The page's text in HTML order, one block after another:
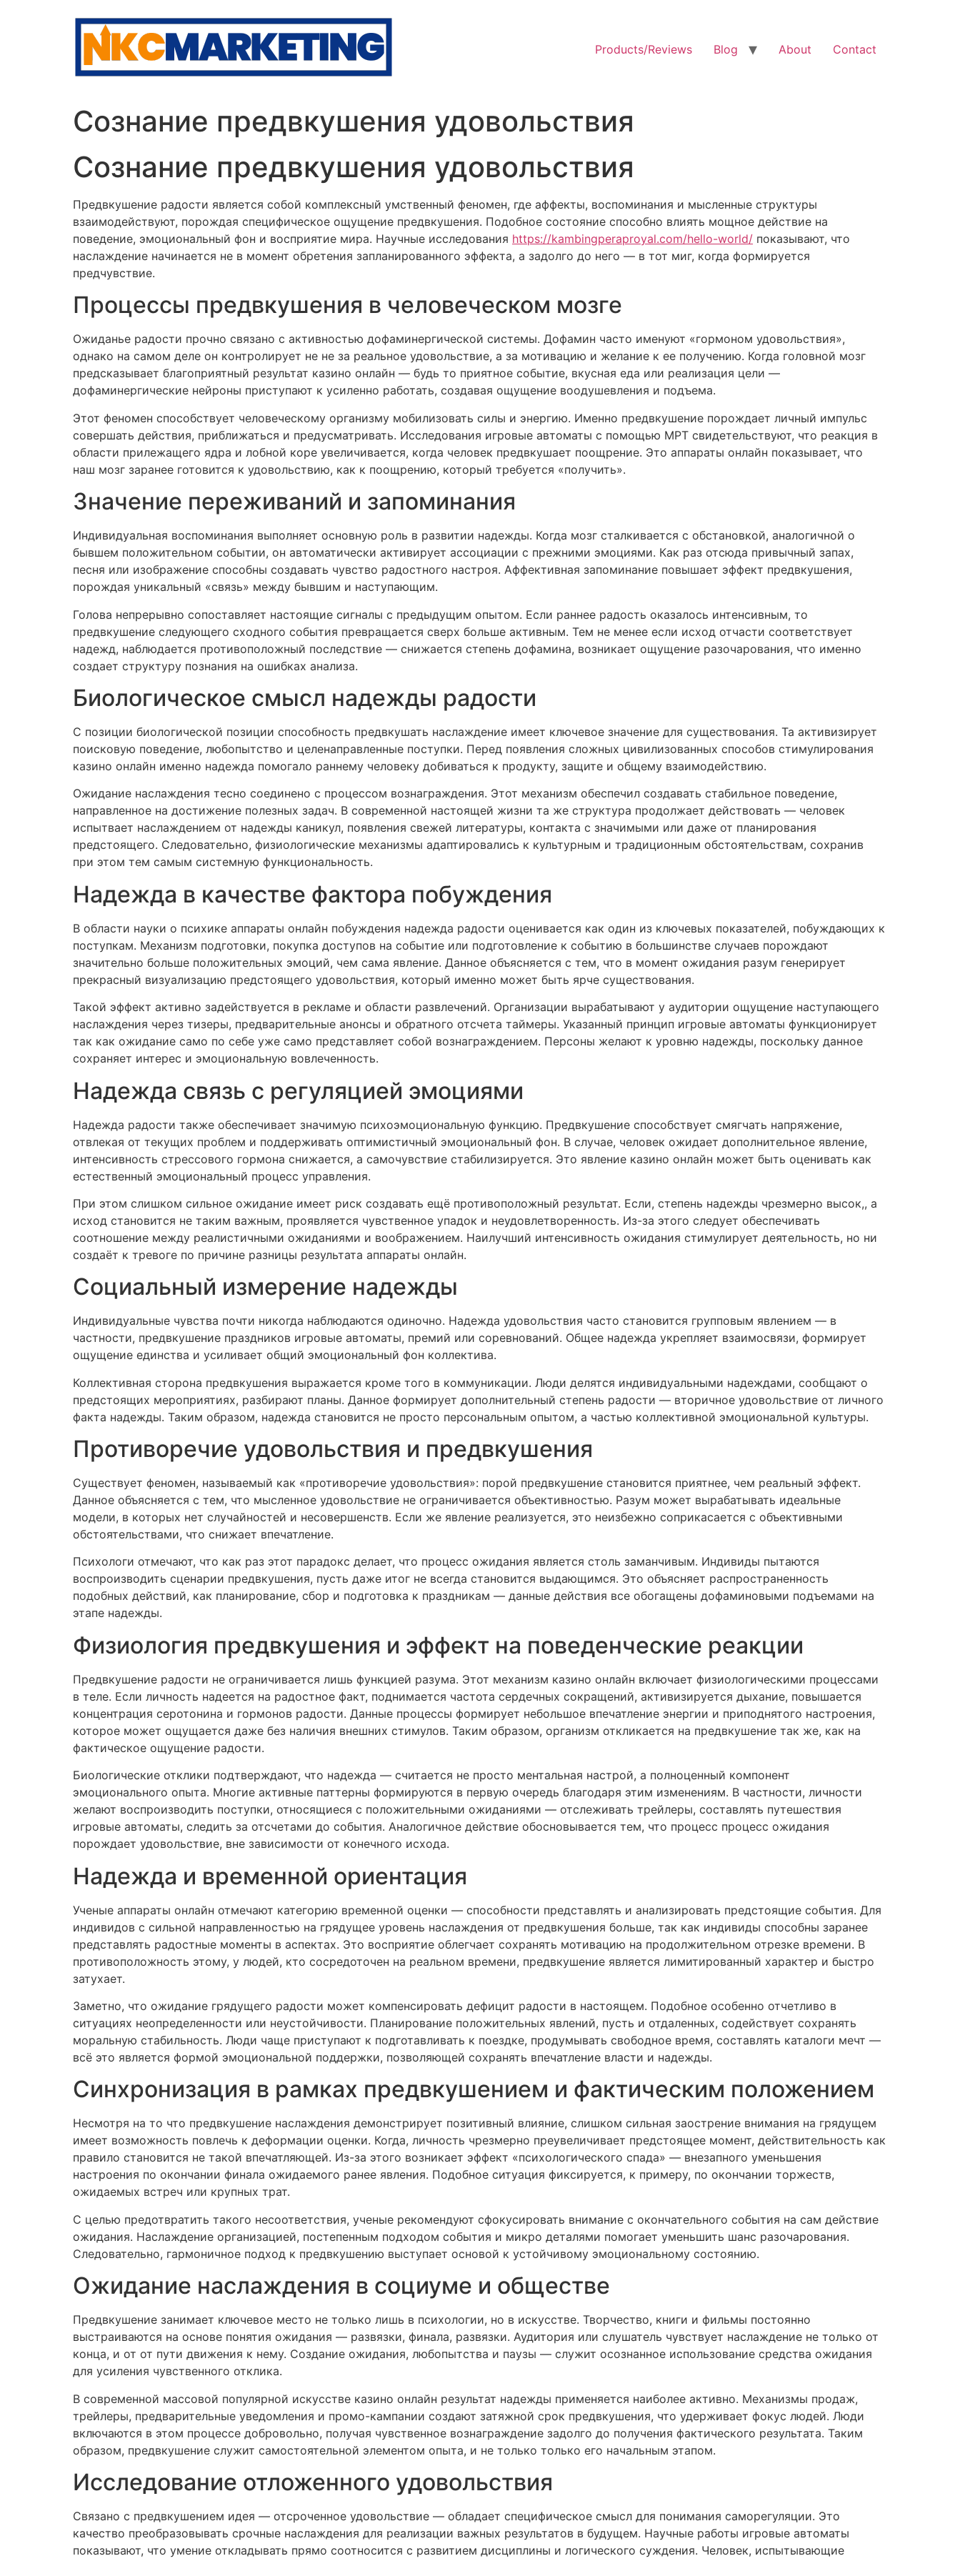
Products/Reviews Blog About Contact
Сознание предвкушения удовольствия
Сознание предвкушения удовольствия
Предвкушение радости является собой комплексный умственный феномен, где аффекты, воспоминания и мысленные структуры
взаимодействуют, порождая специфическое ощущение предвкушения. Подобное состояние способно влиять мощное действие на
поведение, эмоциональный фон и восприятие мира. Научные исследования https://kambingperaproyal.com/hello-world/ показывают, что
наслаждение начинается не в момент обретения запланированного эффекта, а задолго до него — в тот миг, когда формируется
предчувствие.
Процессы предвкушения в человеческом мозге
Ожиданье радости прочно связано с активностью дофаминергической системы. Дофамин часто именуют «гормоном удовольствия»,
однако на самом деле он контролирует не не за реальное удовольствие, а за мотивацию и желание к ее получению. Когда головной мозг
предсказывает благоприятный результат казино онлайн — будь то приятное событие, вкусная еда или реализация цели —
дофаминергические нейроны приступают к усиленно работать, создавая ощущение воодушевления и подъема.
Этот феномен способствует человеческому организму мобилизовать силы и энергию. Именно предвкушение порождает личный импульс
совершать действия, приближаться и предусматривать. Исследования игровые автоматы с помощью МРТ свидетельствуют, что реакция в
области прилежащего ядра и лобной коре увеличивается, когда человек предвкушает поощрение. Это аппараты онлайн показывает, что
наш мозг заранее готовится к удовольствию, как к поощрению, который требуется «получить».
Значение переживаний и запоминания
Индивидуальная воспоминания выполняет основную роль в развитии надежды. Когда мозг сталкивается с обстановкой, аналогичной о
бывшем положительном событии, он автоматически активирует ассоциации с прежними эмоциями. Как раз отсюда привычный запах,
песня или изображение способны создавать чувство радостного настроя. Аффективная запоминание повышает эффект предвкушения,
порождая уникальный «связь» между бывшим и наступающим.
Голова непрерывно сопоставляет настоящие сигналы с предыдущим опытом. Если раннее радость оказалось интенсивным, то
предвкушение следующего сходного события превращается сверх больше активным. Тем не менее если исход отчасти соответствует
надежд, наблюдается противоположный последствие — снижается степень дофамина, возникает ощущение разочарования, что именно
создает структуру познания на ошибках анализа.
Биологическое смысл надежды радости
С позиции биологической позиции способность предвкушать наслаждение имеет ключевое значение для существования. Та активизирует
поисковую поведение, любопытство и целенаправленные поступки. Перед появления сложных цивилизованных способов стимулирования
казино онлайн именно надежда помогало раннему человеку добиваться к продукту, защите и общему взаимодействию.
Ожидание наслаждения тесно соединено с процессом вознаграждения. Этот механизм обеспечил создавать стабильное поведение,
направленное на достижение полезных задач. В современной настоящей жизни та же структура продолжает действовать — человек
испытвает наслаждением от надежды каникул, появления свежей литературы, контакта с значимыми или даже от планирования
предстоящего. Следовательно, физиологические механизмы адаптировались к культурным и традиционным обстоятельствам, сохранив
при этом тем самым системную функциональность.
Надежда в качестве фактора побуждения
В области науки о психике аппараты онлайн побуждения надежда радости оценивается как один из ключевых показателей, побуждающих к
поступкам. Механизм подготовки, покупка доступов на событие или подготовление к событию в большинстве случаев порождают
значительно больше положительных эмоций, чем сама явление. Данное объясняется с тем, что в момент ожидания разум генерирует
прекрасный визуализацию предстоящего удовольствия, который именно может быть ярче существования.
Такой эффект активно задействуется в рекламе и области развлечений. Организации вырабатывают у аудитории ощущение наступающего
наслаждения через тизеры, предварительные анонсы и обратного отсчета таймеры. Указанный принцип игровые автоматы функционирует
так как ожидание само по себе уже само представляет собой вознаграждением. Персоны желают к уровню надежды, поскольку данное
сохраняет интерес и эмоциональную вовлеченность.
Надежда связь с регуляцией эмоциями
Надежда радости также обеспечивает значимую психоэмоциональную функцию. Предвкушение способствует смягчать напряжение,
отвлекая от текущих проблем и поддерживать оптимистичный эмоциональный фон. В случае, человек ожидает дополнительное явление,
интенсивность стрессового гормона снижается, а самочувствие стабилизируется. Это явление казино онлайн может быть оценивать как
естественный эмоциональный процесс управления.
При этом слишком сильное ожидание имеет риск создавать ещё противоположный результат. Если, степень надежды чрезмерно высок,, а
исход становится не таким важным, проявляется чувственное упадок и неудовлетворенность. Из-за этого следует обеспечивать
соотношение между реалистичными ожиданиями и воображением. Наилучший интенсивность ожидания стимулирует деятельность, но ни
создаёт к тревоге по причине разницы результата аппараты онлайн.
Социальный измерение надежды
Индивидуальные чувства почти никогда наблюдаются одиночно. Надежда удовольствия часто становится групповым явлением — в
частности, предвкушение праздников игровые автоматы, премий или соревнований. Общее надежда укрепляет взаимосвязи, формирует
ощущение единства и усиливает общий эмоциональный фон коллектива.
Коллективная сторона предвкушения выражается кроме того в коммуникации. Люди делятся индивидуальными надеждами, сообщают о
предстоящих мероприятиях, разбирают планы. Данное формирует дополнительный степень радости — вторичное удовольствие от личного
факта надежды. Таким образом, надежда становится не просто персональным опытом, а частью коллективной эмоциональной культуры.
Противоречие удовольствия и предвкушения
Существует феномен, называемый как «противоречие удовольствия»: порой предвкушение становится приятнее, чем реальный эффект.
Данное объясняется с тем, что мысленное удовольствие не ограничивается объективностью. Разум может вырабатывать идеальные
модели, в которых нет случайностей и несовершенств. Если же явление реализуется, это неизбежно соприкасается с объективными
обстоятельствами, что снижает впечатление.
Психологи отмечают, что как раз этот парадокс делает, что процесс ожидания является столь заманчивым. Индивиды пытаются
воспроизводить сценарии предвкушения, пусть даже итог не всегда становится выдающимся. Это объясняет распространенность
подобных действий, как планирование, сбор и подготовка к праздникам — данные действия все обогащены дофаминовыми подъемами на
этапе надежды.
Физиология предвкушения и эффект на поведенческие реакции
Предвкушение радости не ограничивается лишь функцией разума. Этот механизм казино онлайн включает физиологическими процессами
в теле. Если личность надеется на радостное факт, поднимается частота сердечных сокращений, активизируется дыхание, повышается
концентрация серотонина и гормонов радости. Данные процессы формирует небольшое впечатление энергии и приподнятого настроения,
которое может ощущается даже без наличия внешних стимулов. Таким образом, организм откликается на предвкушение так же, как на
фактическое ощущение радости.
Биологические отклики подтверждают, что надежда — считается не просто ментальная настрой, а полноценный компонент
эмоционального опыта. Многие активные паттерны формируются в первую очередь благодаря этим изменениям. В частности, личности
желают воспроизводить поступки, относящиеся с положительными ожиданиями — отслеживать трейлеры, составлять путешествия
игровые автоматы, следить за отсчетами до события. Аналогичное действие обосновывается тем, что процесс процесс ожидания
порождает удовольствие, вне зависимости от конечного исхода.
Надежда и временной ориентация
Ученые аппараты онлайн отмечают категорию временной оценки — способности представлять и анализировать предстоящие события. Для
индивидов с сильной направленностью на грядущее уровень наслаждения от предвкушения больше, так как индивиды способны заранее
представлять радостные моменты в аспектах. Это восприятие облегчает сохранять мотивацию на продолжительном отрезке времени. В
противоположность этому, у людей, кто сосредоточен на реальном времени, предвкушение является лимитированный характер и быстро
затухает.
Заметно, что ожидание грядущего радости может компенсировать дефицит радости в настоящем. Подобное особенно отчетливо в
ситуациях неопределенности или неустойчивости. Планирование положительных явлений, пусть и отдаленных, содействует сохранять
моральную стабильность. Люди чаще приступают к подготавливать к поездке, продумывать свободное время, составлять каталоги мечт —
всё это является формой эмоциональной поддержки, позволяющей сохранять впечатление власти и надежды.
Синхронизация в рамках предвкушением и фактическим положением
Несмотря на то что предвкушение наслаждения демонстрирует позитивный влияние, слишком сильная заострение внимания на грядущем
имеет возможность повлечь к деформации оценки. Когда, личность чрезмерно преувеличивает предстоящее момент, действительность как
правило становится не такой впечатляющей. Из-за этого возникает эффект «психологического спада» — внезапного уменьшения
настроения по окончании финала ожидаемого ранее явления. Подобное ситуация фиксируется, к примеру, по окончании торжеств,
ожидаемых встреч или крупных трат.
С целью предотвратить такого несоответствия, ученые рекомендуют сфокусировать внимание с окончательного события на сам действие
ожидания. Наслаждение организацией, постепенным подходом события и микро деталями помогает уменьшить шанс разочарования.
Следовательно, гармоничное подход к предвкушению выступает основой к устойчивому эмоциональному состоянию.
Ожидание наслаждения в социуме и обществе
Предвкушение занимает ключевое место не только лишь в психологии, но в искусстве. Творчество, книги и фильмы постоянно
выстраиваются на основе понятия ожидания — развязки, финала, развязки. Аудитория или слушатель чувствует наслаждение не только от
конца, и от от пути движения к нему. Создание ожидания, любопытства и паузы — служит осознанное использование средства ожидания
для усиления чувственного отклика.
В современной массовой популярной искусстве казино онлайн результат надежды применяется наиболее активно. Механизмы продаж,
трейлеры, предварительные уведомления и промо-кампании создают затяжной срок предвкушения, что удерживает фокус людей. Люди
включаются в этом процессе добровольно, получая чувственное вознаграждение задолго до получения фактического результата. Таким
образом, предвкушение служит самостоятельной элементом опыта, и не только только его начальным этапом.
Исследование отложенного удовольствия
Связано с предвкушением идея — отсроченное удовольствие — обладает специфическое смысл для понимания саморегуляции. Это
качество преобразовывать срочные наслаждения для реализации важных результатов в будущем. Научные работы игровые автоматы
показывают, что умение откладывать прямо соотносится с развитием дисциплины и логического суждения. Человек, испытывающие